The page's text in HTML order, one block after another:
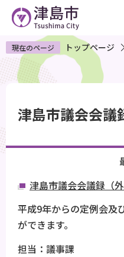
ペ
ー
ジ
で
す
現在のページ トップページ
津島市議会会議
津島市議会会議録（外
平成9年からの定例会及
ができます。
担当：議事課